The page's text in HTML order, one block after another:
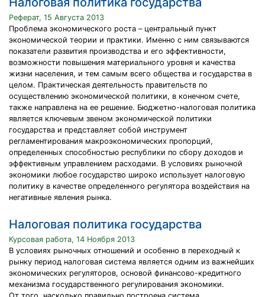
Реферат, 15 Августа 2013
Проблема экономического роста – центральный пункт
экономической теории и практики. Именно с ним связываются
показатели развития производства и его эффективности,
возможности повышения материального уровня и качества
жизни населения, и тем самым всего общества и государства в
целом. Практическая деятельность правительств по
осуществлению экономической политики, в конечном счете,
также направлена на ее решение. Бюджетно-налоговая политика
является ключевым звеном экономической политики
государства и представляет собой инструмент
регламентирования макроэкономических пропорций,
определенных способностью республики по сбору доходов и
эффективным управлением расходами. В условиях рыночной
экономики любое государство широко использует налоговую
политику в качестве определенного регулятора воздействия на
негативные явления рынка.
Налоговая политика государства
Курсовая работа, 14 Ноября 2013
В условиях рыночных отношений и особенно в переходный к
рынку период налоговая система является одним из важнейших
экономических регуляторов, основой финансово-кредитного
механизма государственного регулирования экономики.